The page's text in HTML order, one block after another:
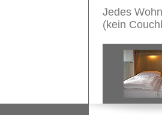
Jedes
(kein